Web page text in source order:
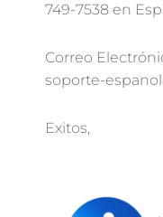
749-7538 en
Correo
soporte-
Exitos,